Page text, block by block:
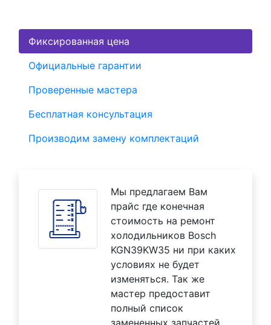
Фиксированная цена
Официальные гарантии
Проверенные мастера
Бесплатная консультация
Производим замену комплектаций
Мы предлагаем Вам
прайс где конечная
стоимость на ремонт
холодильников Bosch
KGN39KW35 ни при каких
условиях не будет
изменяться. Так же
мастер предоставит
полный список